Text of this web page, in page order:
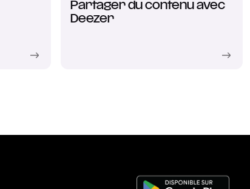
Partager du contenu avec
Deezer